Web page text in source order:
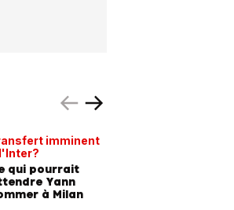
imminent
qui pourrait
Yann
à Milan